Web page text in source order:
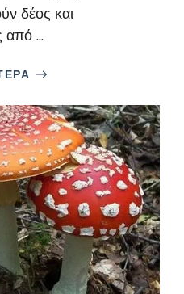
δέος και
από ...